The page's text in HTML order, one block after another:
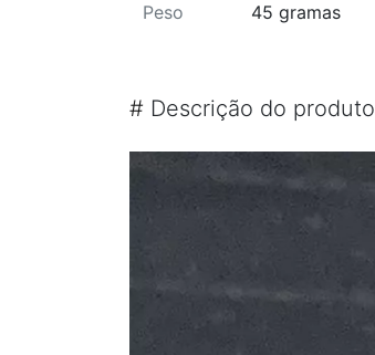
Peso 45 gramas
# Descrição do produto